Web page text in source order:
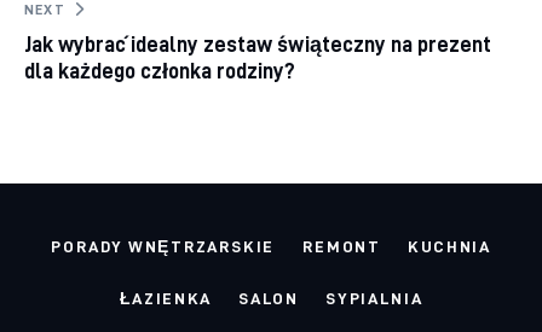
NEXT
Jak wybrać idealny zestaw świąteczny na prezent
dla każdego członka rodziny?
PORADY WNĘTRZARSKIE REMONT KUCHNIA
ŁAZIENKA SALON SYPIALNIA